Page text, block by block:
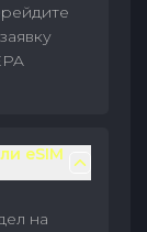
eSIM
на